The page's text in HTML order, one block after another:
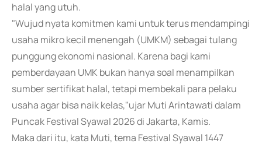
halal yang utuh.
"Wujud nyata komitmen kami untuk terus mendampingi
usaha mikro kecil menengah (UMKM) sebagai tulang
punggung ekonomi nasional. Karena bagi kami
pemberdayaan UMK bukan hanya soal menampilkan
sumber sertifikat halal, tetapi membekali para pelaku
usaha agar bisa naik kelas,"ujar Muti Arintawati dalam
Puncak Festival Syawal 2026 di Jakarta, Kamis.
Maka dari itu, kata Muti, tema Festival Syawal 1447